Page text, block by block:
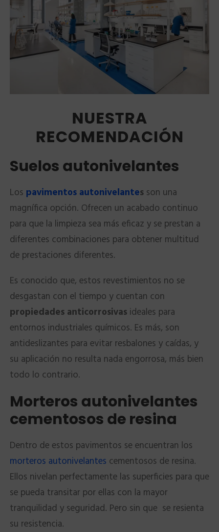
NUESTRA
RECOMENDACIÓN
Suelos autonivelantes
Los pavimentos autonivelantes son una
magnífica opción. Ofrecen un acabado continuo
para que la limpieza sea más eficaz y se prestan a
diferentes combinaciones para obtener multitud
de prestaciones diferentes.
Es conocido que, estos revestimientos no se
desgastan con el tiempo y cuentan con
propiedades anticorrosivas ideales para
entornos industriales químicos. Es más, son
antideslizantes para evitar resbalones y caídas, y
su aplicación no resulta nada engorrosa, más bien
todo lo contrario.
Morteros autonivelantes
cementosos de resina
Dentro de estos pavimentos se encuentran los
morteros autonivelantes cementosos de resina.
Ellos nivelan perfectamente las superficies para que
se pueda transitar por ellas con la mayor
tranquilidad y seguridad. Pero sin que se resienta
su resistencia.